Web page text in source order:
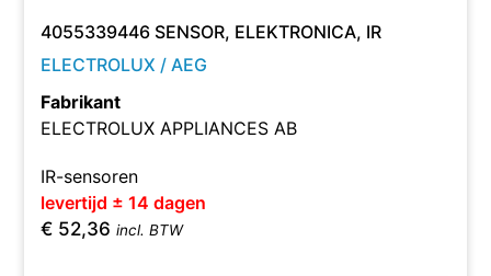
4055339446 SENSOR, ELEKTRONICA, IR
ELECTROLUX / AEG
Fabrikant
ELECTROLUX APPLIANCES AB
IR-sensoren
levertijd ± 14 dagen
€ 52,36 incl. BTW